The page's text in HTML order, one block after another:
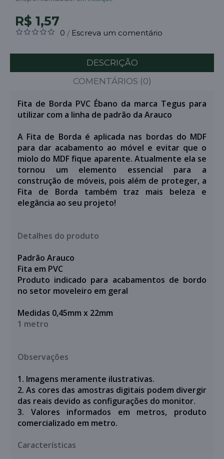
R$ 1,57
0 / Escreva um comentário
DESCRIÇÃO
COMENTÁRIOS (0)
Fita de Borda PVC Ébano da marca Tegus para
utilizar com a linha de padrão da Arauco
A Fita de Borda é aplicada nas bordas do MDF
para dar acabamento ao móvel e evitar que o
miolo do MDF fique aparente. Atualmente ela se
tornou um elemento essencial para a
construção de móveis, pois além de proteger, a
Fita de Borda também traz mais beleza e
elegância ao seu projeto!
Detalhes do produto
Padrão Arauco
Fita em PVC
Produto indicado para acabamentos de bordo
no setor moveleiro em geral
Medidas 0,45mm x 22mm
1 metro
Observações
1. Imagens meramente ilustrativas.
2. As cores das amostras digitais podem divergir
das reais devido as configurações do monitor.
3. Valores informados em metros, produto
comercializado em metro.
Características